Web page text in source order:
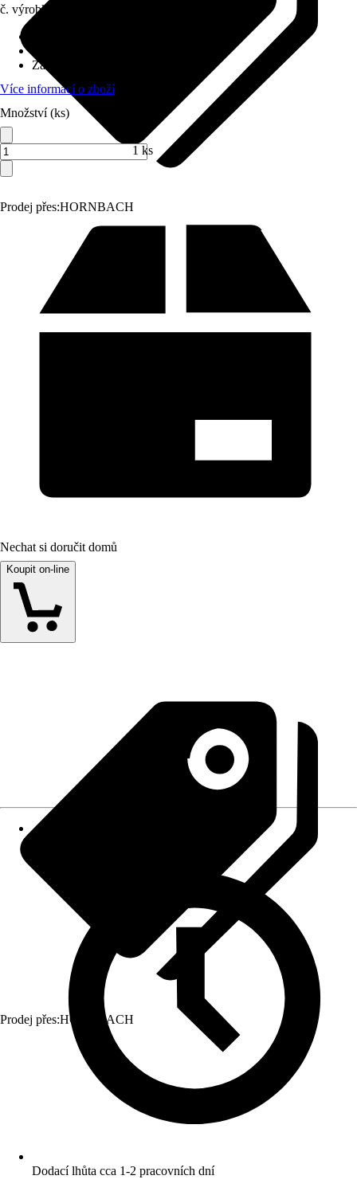
Prodej přes:HORNBACH
č. výrobku
Základní barva
Více informací o zboží
Množství (ks)
1 ks
Nechat si doručit domů
Koupit on-line
Prodej přes:HORNBACH
Dodací lhůta cca 1-2 pracovních dní